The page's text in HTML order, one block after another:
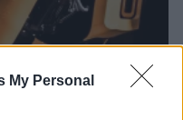
My Personal